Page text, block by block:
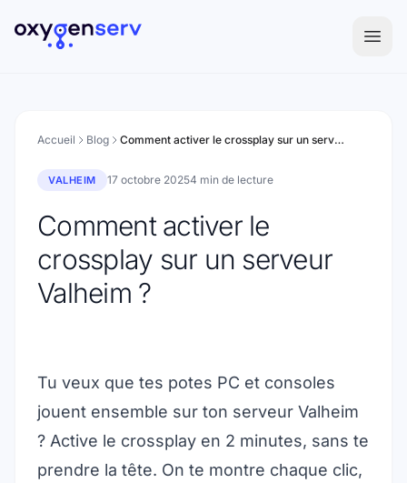
Accueil Blog Comment activer le crossplay sur un serveur Valheim ?
VALHEIM 17 octobre 20254 min de lecture
Comment activer le
crossplay sur un serveur
Valheim ?
Tu veux que tes potes PC et consoles
jouent ensemble sur ton serveur Valheim
? Active le crossplay en 2 minutes, sans te
prendre la tête. On te montre chaque clic,